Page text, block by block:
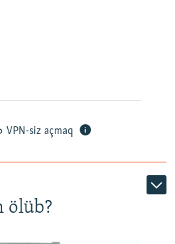
360p 480p
1080p
VPN-siz açmaq
ölüb?